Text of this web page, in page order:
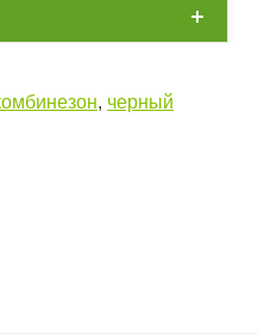
, черный